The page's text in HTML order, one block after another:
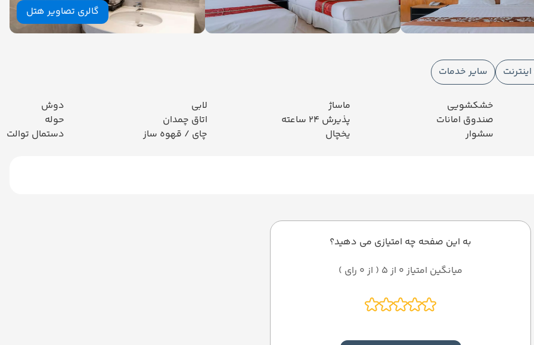
گالری تصاویر هتل
سایر خدمات
خشکشویی
صندوق امانات
سشوار
ماساژ
پذیرش 24 ساعته
یخچال
لابی
اتاق چمدان
چای / قهوه ساز
دوش
حوله
دستمال توالت
به این صفحه چه امتیازی می دهید؟
میانگین امتیاز 0 از 5 ( از 0 رای )